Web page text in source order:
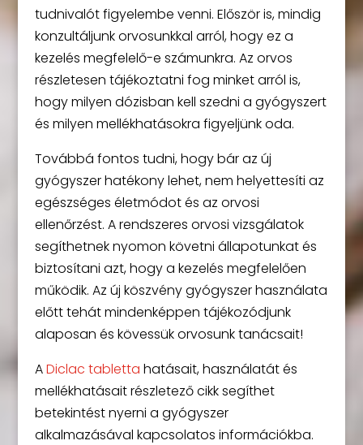
tudnivalót figyelembe venni. Először is, mindig
konzultáljunk orvosunkkal arról, hogy ez a
kezelés megfelelő-e számunkra. Az orvos
részletesen tájékoztatni fog minket arról is,
hogy milyen dózisban kell szedni a gyógyszert
és milyen mellékhatásokra figyeljünk oda.
Továbbá fontos tudni, hogy bár az új
gyógyszer hatékony lehet, nem helyettesíti az
egészséges életmódot és az orvosi
ellenőrzést. A rendszeres orvosi vizsgálatok
segíthetnek nyomon követni állapotunkat és
biztosítani azt, hogy a kezelés megfelelően
működik. Az új köszvény gyógyszer használata
előtt tehát mindenképpen tájékozódjunk
alaposan és kövessük orvosunk tanácsait!
ADiclac tabletta hatásait, használatát és
mellékhatásait részletező cikk segíthet
betekintést nyerni a gyógyszer
alkalmazásával kapcsolatos információkba.